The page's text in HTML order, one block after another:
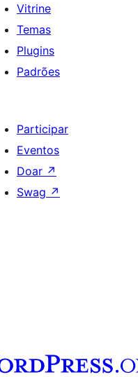
Vitrine
Temas
Plugins
Padrões
Participar
Eventos
Doar ↗
Swag ↗